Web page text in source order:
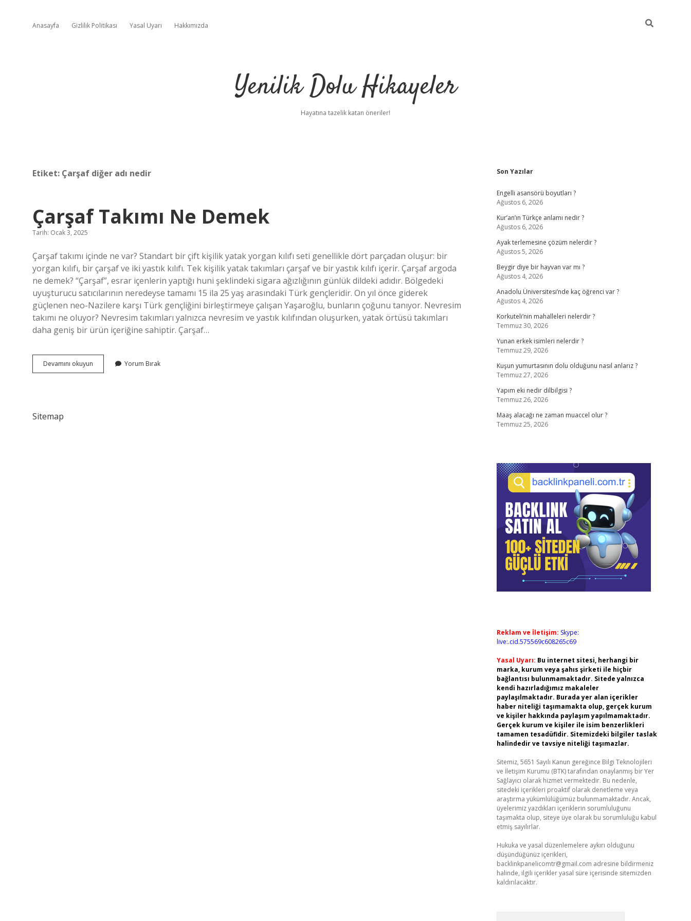
Anasayfa Gizlilik Politikası Yasal Uyarı Hakkımızda
Yenilik Dolu Hikayeler
Hayatına tazelik katan öneriler!
Etiket: Çarşaf diğer adı nedir
Çarşaf Takımı Ne Demek
Tarih: Ocak 3, 2025
Çarşaf takımı içinde ne var? Standart bir çift kişilik yatak yorgan kılıfı seti genellikle dört parçadan oluşur: bir
yorgan kılıfı, bir çarşaf ve iki yastık kılıfı. Tek kişilik yatak takımları çarşaf ve bir yastık kılıfı içerir. Çarşaf argoda
ne demek? “Çarşaf”, esrar içenlerin yaptığı huni şeklindeki sigara ağızlığının günlük dildeki adıdır. Bölgedeki
uyuşturucu satıcılarının neredeyse tamamı 15 ila 25 yaş arasındaki Türk gençleridir. On yıl önce giderek
güçlenen neo-Nazilere karşı Türk gençliğini birleştirmeye çalışan Yaşaroğlu, bunların çoğunu tanıyor. Nevresim
takımı ne oluyor? Nevresim takımları yalnızca nevresim ve yastık kılıfından oluşurken, yatak örtüsü takımları
daha geniş bir ürün içeriğine sahiptir. Çarşaf…
Devamını okuyun
Takımı
Yorum Bırak
Sitemap
Sidebar
Son Yazılar
Engelli asansörü boyutları ?
Ağustos 6, 2026
Kur’an’ın Türkçe anlamı nedir ?
Ağustos 6, 2026
Ayak terlemesine çözüm nelerdir ?
Ağustos 5, 2026
Beygir diye bir hayvan var mı ?
Ağustos 4, 2026
Anadolu Üniversitesi’nde kaç öğrenci var ?
Ağustos 4, 2026
Korkuteli’nin mahalleleri nelerdir ?
Temmuz 30, 2026
Yunan erkek isimleri nelerdir ?
Temmuz 29, 2026
Kuşun yumurtasının dolu olduğunu nasıl anlarız ?
Temmuz 27, 2026
Yapım eki nedir dilbilgisi ?
Temmuz 26, 2026
Maaş alacağı ne zaman muaccel olur ?
Temmuz 25, 2026
Reklam ve İletişim: Skype:
live:.cid.575569c608265c69
Yasal Uyarı: Bu internet sitesi, herhangi bir
marka, kurum veya şahıs şirketi ile hiçbir
bağlantısı bulunmamaktadır. Sitede yalnızca
kendi hazırladığımız makaleler
paylaşılmaktadır. Burada yer alan içerikler
haber niteliği taşımamakta olup, gerçek kurum
ve kişiler hakkında paylaşım yapılmamaktadır.
Gerçek kurum ve kişiler ile isim benzerlikleri
tamamen tesadüfidir. Sitemizdeki bilgiler taslak
halindedir ve tavsiye niteliği taşımazlar.
Sitemiz, 5651 Sayılı Kanun gereğince Bilgi Teknolojileri
ve İletişim Kurumu (BTK) tarafından onaylanmış bir Yer
Sağlayıcı olarak hizmet vermektedir. Bu nedenle,
sitedeki içerikleri proaktif olarak denetleme veya
araştırma yükümlülüğümüz bulunmamaktadır. Ancak,
üyelerimiz yazdıkları içeriklerin sorumluluğunu
taşımakta olup, siteye üye olarak bu sorumluluğu kabul
etmiş sayılırlar.
Hukuka ve yasal düzenlemelere aykırı olduğunu
düşündüğünüz içerikleri,
backlinkpanelicomtr@gmail.com adresine bildirmeniz
halinde, ilgili içerikler yasal süre içerisinde sitemizden
kaldırılacaktır.